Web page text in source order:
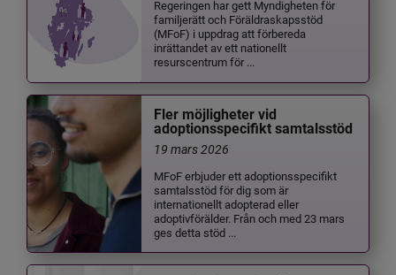
Regeringen har gett Myndigheten för
familjerätt och Föräldraskapsstöd
(MFoF) i uppdrag att förbereda
inrättandet av ett nationellt
resurscentrum för ...
Fler möjligheter vid
adoptionsspecifikt samtalsstöd
19 mars 2026
MFoF erbjuder ett adoptionsspecifikt
samtalsstöd för dig som är
internationellt adopterad eller
adoptivförälder. Från och med 23 mars
ges detta stöd ...